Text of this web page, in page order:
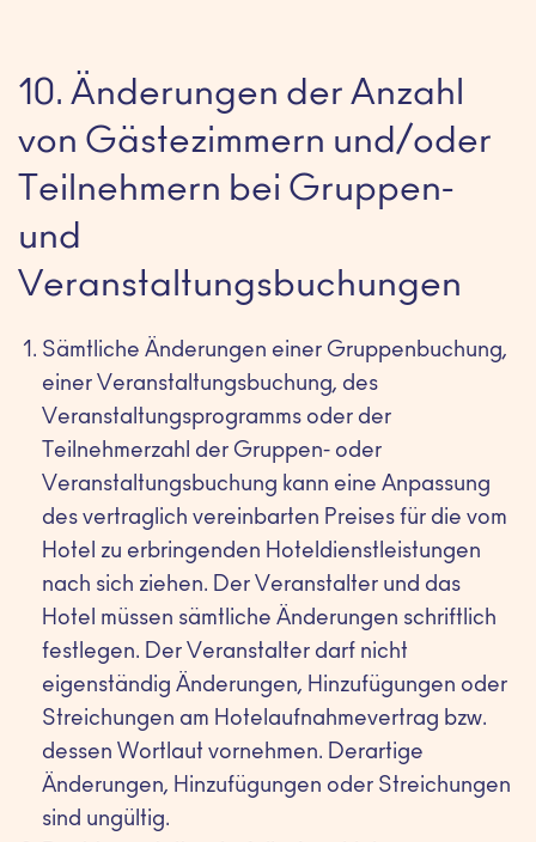
10. Änderungen der Anzahl
von Gästezimmern und/oder
Teilnehmern bei Gruppen-
und
Veranstaltungsbuchungen
Sämtliche Änderungen einer Gruppenbuchung,
einer Veranstaltungsbuchung, des
Veranstaltungsprogramms oder der
Teilnehmerzahl der Gruppen- oder
Veranstaltungsbuchung kann eine Anpassung
des vertraglich vereinbarten Preises für die vom
Hotel zu erbringenden Hoteldienstleistungen
nach sich ziehen. Der Veranstalter und das
Hotel müssen sämtliche Änderungen schriftlich
festlegen. Der Veranstalter darf nicht
eigenständig Änderungen, Hinzufügungen oder
Streichungen am Hotelaufnahmevertrag bzw.
dessen Wortlaut vornehmen. Derartige
Änderungen, Hinzufügungen oder Streichungen
sind ungültig.